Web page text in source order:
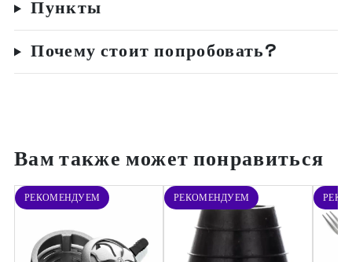
Пункты
Почему стоит попробовать?
Вам также может понравиться
РЕКОМЕНДУЕМ РЕКОМЕНДУЕМ